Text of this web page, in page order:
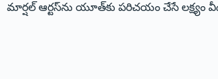
మార్షల్‌ ఆర్టస్‌ను యూత్‌కు పరిచయం చేసే